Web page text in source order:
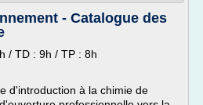
- Catalogue des
/ TD : 9h / TP : 8h
d'introduction à la chimie de